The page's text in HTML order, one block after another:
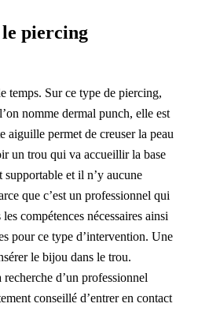
piercing
temps. Sur ce type de piercing,
nomme dermal punch, elle est
aiguille permet de creuser la peau
un trou qui va accueillir la base
supportable et il n’y aucune
que c’est un professionnel qui
les compétences nécessaires ainsi
pour ce type d’intervention. Une
le bijou dans le trou.
d’un professionnel
conseillé d’entreren contact